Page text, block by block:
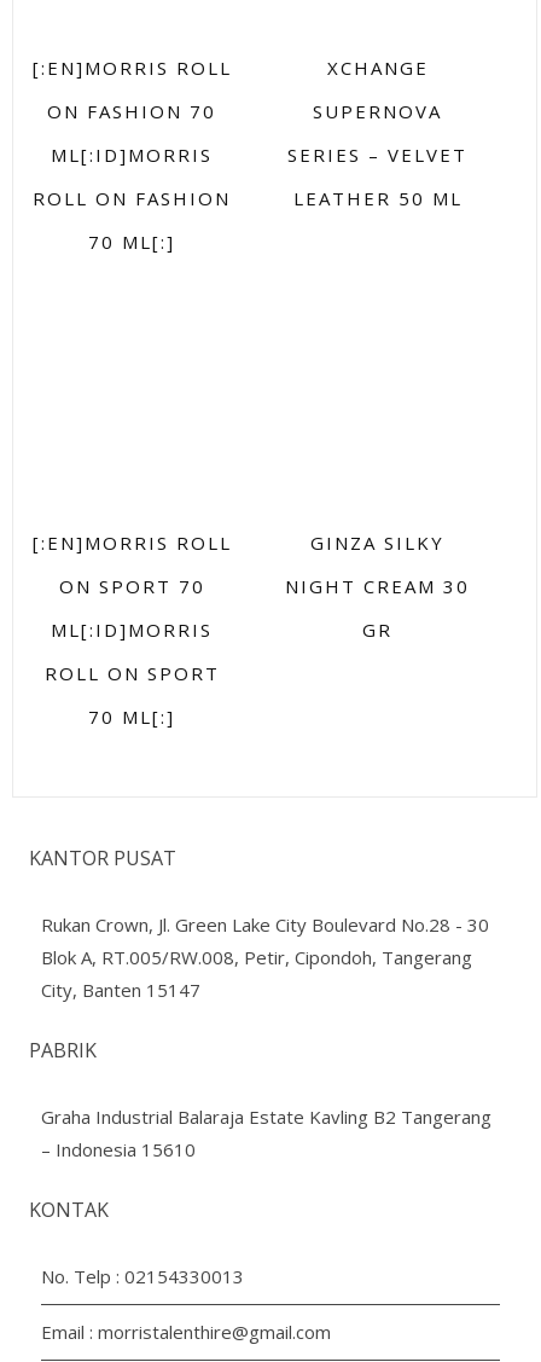
[:EN]MORRIS ROLL
ON FASHION 70
ML[:ID]MORRIS
ROLL ON FASHION
70 ML[:]
XCHANGE
SUPERNOVA
SERIES – VELVET
LEATHER 50 ML
[:EN]MORRIS ROLL
ON SPORT 70
ML[:ID]MORRIS
ROLL ON SPORT
70 ML[:]
GINZA SILKY
NIGHT CREAM 30
GR
KANTOR PUSAT
Rukan Crown, Jl. Green Lake City Boulevard No.28 - 30
Blok A, RT.005/RW.008, Petir, Cipondoh, Tangerang
City, Banten 15147
PABRIK
Graha Industrial Balaraja Estate Kavling B2 Tangerang
– Indonesia 15610
KONTAK
No. Telp :02154330013
Email :morristalenthire@gmail.com